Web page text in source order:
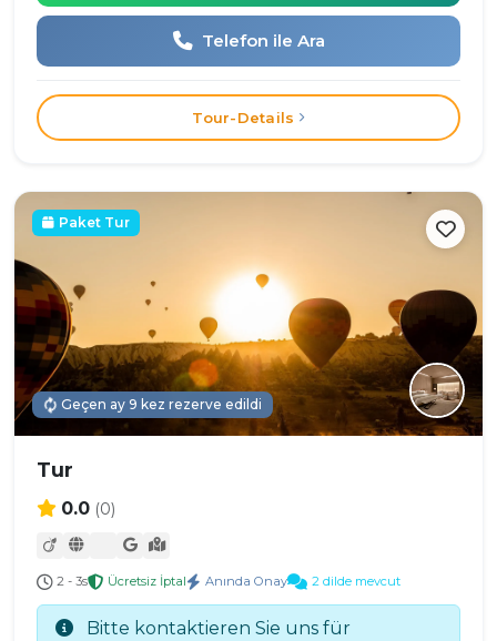
Telefon ile Ara
Tour-Details
Paket Tur
Geçen ay 9 kez rezerve edildi
Tur
0.0 (0)
2 - 3s Ücretsiz İptal Anında Onay 2 dilde mevcut
Bitte kontaktieren Sie uns für